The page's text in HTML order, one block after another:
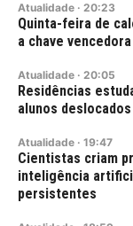
Atualidade · 20:23
Quinta-feira de
a chave vencedora
Atualidade · 20:05
Residências
alunos
Atualidade · 19:47
Cientistas criam
inteligência
persistentes